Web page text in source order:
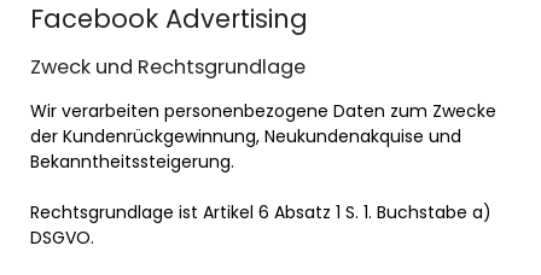
Facebook Advertising
Zweck und Rechtsgrundlage
Wir verarbeiten personenbezogene Daten zum Zwecke
der Kundenrückgewinnung, Neukundenakquise und
Bekanntheitssteigerung.
Rechtsgrundlage ist Artikel 6 Absatz 1 S. 1. Buchstabe a)
DSGVO.